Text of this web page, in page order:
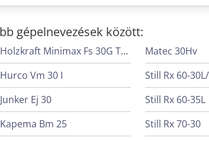
gépelnevezések között:
Holzkraft Minimax Fs 30G Tersa
Hurco Vm 30 I
Junker Ej 30
Kapema Bm 25
Matec 30Hv
Still Rx 60-
Still Rx 60-35L
Still Rx 70-30